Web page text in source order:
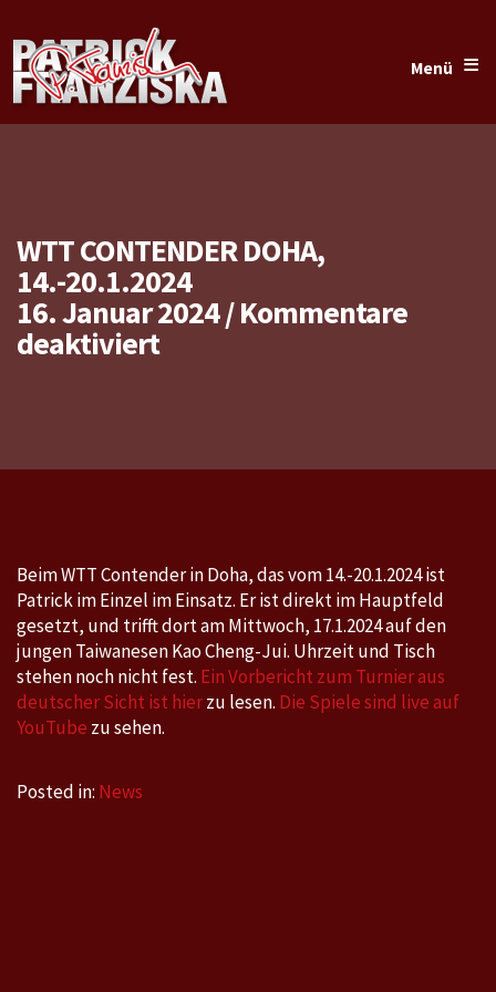
Menü ≡
WTT CONTENDER DOHA,
14.-20.1.2024
16. Januar 2024/Kommentare
deaktiviertfür
14.-20.1.2024
Beim WTT Contender in Doha, das vom 14.-20.1.2024 ist
Patrick im Einzel im Einsatz. Er ist direkt im Hauptfeld
gesetzt, und trifft dort am Mittwoch, 17.1.2024 auf den
jungen Taiwanesen Kao Cheng-Jui. Uhrzeit und Tisch
stehen noch nicht fest. Ein Vorbericht zum Turnier aus
deutscher Sicht ist hierzu lesen. Die Spiele sind live auf
YouTube zu sehen.
Posted in: News